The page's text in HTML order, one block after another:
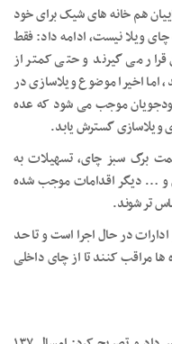
هم خانه های شیک برای خود
ویلا نیست، ادامه داد: فقط
می گیرند و حتی کمتر از
اخیرا موضوع ویلاسازی در
موجب می شود که عده
ویلاسازی گسترش یابد.
برگ سبز چای، تسهیلات به
و … دیگر اقدامات موجب شده
تر شوند.
در حال اجرا است و تا حد
مراقب کنند تا از چای داخلی